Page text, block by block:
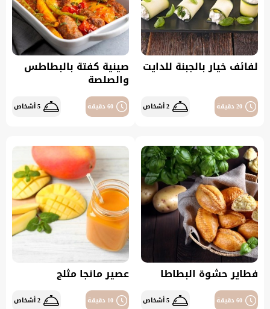
لفائف خيار بالجبنة للدايت
20 دقيقة 2 أشخاص
صينية كفتة بالبطاطس
والصلصة
60 دقيقة 5 أشخاص
فطاير حشوة البطاطا
60 دقيقة 5 أشخاص
عصير مانجا مثلج
10 دقيقة 2 أشخاص